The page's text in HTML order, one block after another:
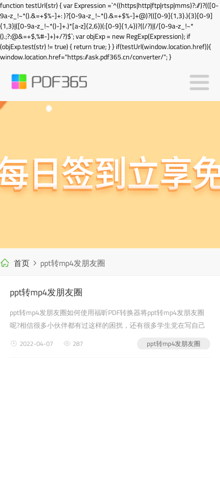
function testUrl(str) { var Expression =`^((https|http|ftp|rtsp|mms)?://)?(([0-
9a-z_!~*().&=+$%-]+: )?[0-9a-z_!~*().&=+$%-]+@)?(([0-9]{1,3}.){3}[0-9]
{1,3}|([0-9a-z_!~*()-]+.)*[a-z]{2,6})(:[0-9]{1,4})?((/?)|(/[0-9a-z_!~*
().;?:@&=+$,%#-]+)+/?)$`; var objExp = new RegExp(Expression); if
(objExp.test(str) != true) { return true; } } if(testUrl(window.location.href)){
window.location.href="https://ask.pdf365.cn/converter/"; }
首页 ppt转mp4发朋友圈
ppt转mp4发朋友圈
ppt转mp4发朋友圈如何使用福昕PDF转换器将ppt转mp4发朋友圈
呢?相信很多小伙伴都有过这样的困扰，还有很多学生党在写自己
类的时候，会遇到ppt转mp4发朋友圈的问题，没有关系，今天小
ppt转mp4发朋友圈
2022-04-07 287